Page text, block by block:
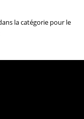
la catégorie pour le